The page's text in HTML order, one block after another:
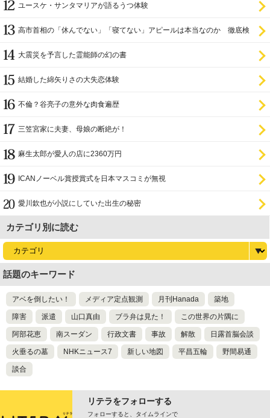
ユースケ・サンタマリアが語るうつ体験
高市首相の「休んでない」「寝てない」アピールは本当なのか 徹底検
大震災を予言した霊能師の幻の書
結婚した綿矢りさの大失恋体験
不倫？谷亮子の意外な肉食遍歴
三笠宮家に夫妻、母娘の断絶が！
麻生太郎が愛人の店に2360万円
ICANノーベル賞授賞式を日本マスコミが無視
愛川欽也が小説にしていた出生の秘密
カテゴリ別に読む
話題のキーワード
アベを倒したい！ メディア定点観測 月刊Hanada 築地
障害 派遣 山口真由 ブラ弁は見た！ この世界の片隅に
阿部花恵 南スーダン 行政文書 事故 解散 日露首脳会談
火垂るの墓 NHKニュース7 新しい地図 平昌五輪 野間易通
談合
リテラをフォローする
フォローすると、タイムラインで